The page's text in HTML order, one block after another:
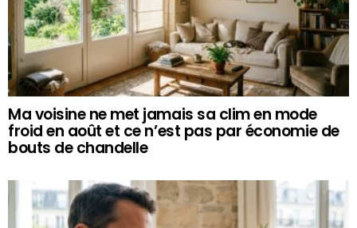
Ma voisine ne met jamais sa clim en mode
froid en août et ce n’est pas par économie de
bouts de chandelle